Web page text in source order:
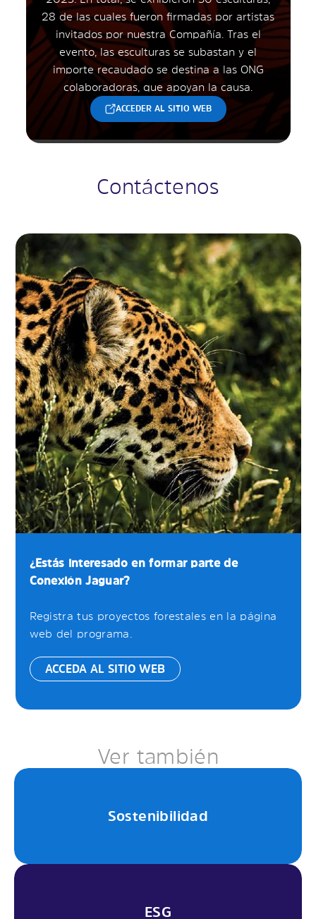
28 de las cuales fueron firmadas por artistas
invitados por nuestra Compañía. Tras el
evento, las esculturas se subastan y el
importe recaudado se destina a las ONG
colaboradoras, que apoyan la causa.
ACCEDER AL SITIO WEB
Contáctenos
¿Estás interesado en formar parte de
Conexión Jaguar?
Registra tus proyectos forestales en la página
web del programa.
ACCEDA AL SITIO WEB
Ver también
Sostenibilidad
ESG